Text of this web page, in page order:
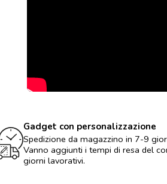
Gadget con personalizzazione
Spedizione da magazzino in 7-9
Vanno aggiunti i tempi di resa del
giorni lavorativi.